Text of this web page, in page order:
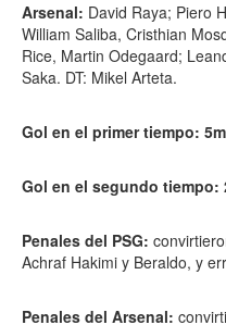
Arsenal: David Raya; Piero
William Saliba, Cristhian
Rice, Martin Odegaard;
Saka. DT: Mikel Arteta.
Gol en el primer tiempo:
Gol en el segundo tiempo:
Penales del PSG:
Achraf Hakimi y Beraldo, y
Penales del Arsenal: